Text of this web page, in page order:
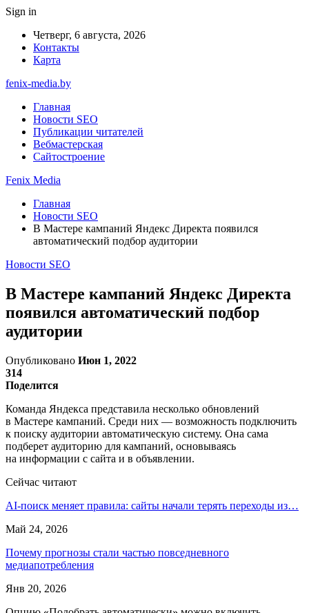
Sign in
Четверг, 6 августа, 2026
Контакты
Карта
fenix-media.by
Главная
Новости SEO
Публикации читателей
Вебмастерская
Сайтостроение
Fenix Media
Главная
Новости SEO
В Мастере кампаний Яндекс Директа появился
автоматический подбор аудитории
Новости SEO
В Мастере кампаний Яндекс Директа
появился автоматический подбор
аудитории
Опубликовано Июн 1, 2022
314
Поделится
Команда Яндекса представила несколько обновлений
в Мастере кампаний. Среди них — возможность подключить
к поиску аудитории автоматическую систему. Она сама
подберет аудиторию для кампаний, основываясь
на информации с сайта и в объявлении.
Сейчас читают
AI-поиск меняет правила: сайты начали терять переходы из…
Май 24, 2026
Почему прогнозы стали частью повседневного
медиапотребления
Янв 20, 2026